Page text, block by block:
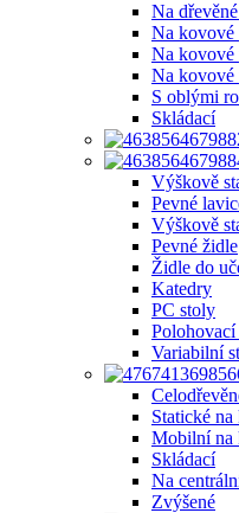
Na
Na kovové
Na kovové
Na kovové
S oblými
Skládací
Výškově
Pevné
Výškově
Pevné židle
Židle do
Katedry
PC stoly
Variabilní
Statické
Mobilní na
Skládací
Na
Zvýšené